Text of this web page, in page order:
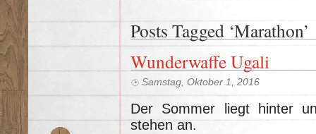
Posts Tagged ‘Marathon’
Wunderwaffe Ugali
Samstag, Oktober 1, 2016
Der Sommer liegt hinter
stehen an.